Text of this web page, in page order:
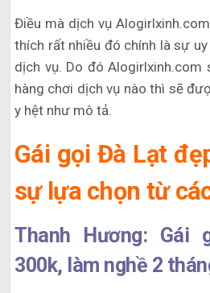
Điều mà dịch vụ
thích rất nhiều đó chính là sự
dịch vụ. Do đó Alogirlxinh.com
hàng chơi dịch vụ nào thì sẽ
y hệt như mô tả.
Gái gọi Đà Lạt
sự lựa chọn từ
Thanh Hương: Gái
300k, làm nghề 2